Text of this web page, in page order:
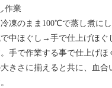
作業
凍のまま100℃で蒸し煮に
中ほぐし→手で仕上げほぐ
手で作業する事で仕上げほ
きさに揃えると共に、血合